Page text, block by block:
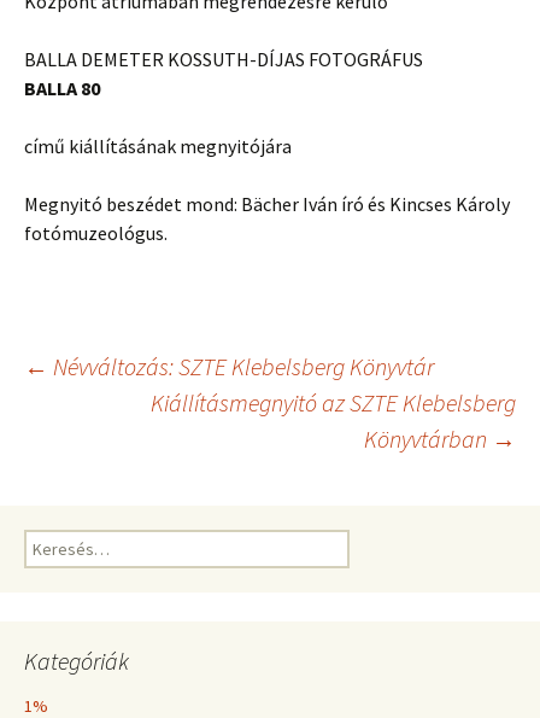
BALLA DEMETER KOSSUTH-DÍJAS FOTOGRÁFUS
BALLA 80
című kiállításának megnyitójára
Megnyitó beszédet mond: Bächer Iván író és Kincses Károly
fotómuzeológus.
Bejegyzés
← Névváltozás: SZTE Klebelsberg Könyvtár
Kiállításmegnyitó az SZTE Klebelsberg
Könyvtárban →
Keresés:
Kategóriák
1%